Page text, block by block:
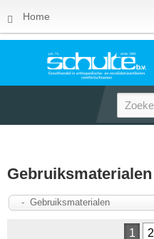
Home
Gebruiksmaterialen
- Gebruiksmaterialen
1 2